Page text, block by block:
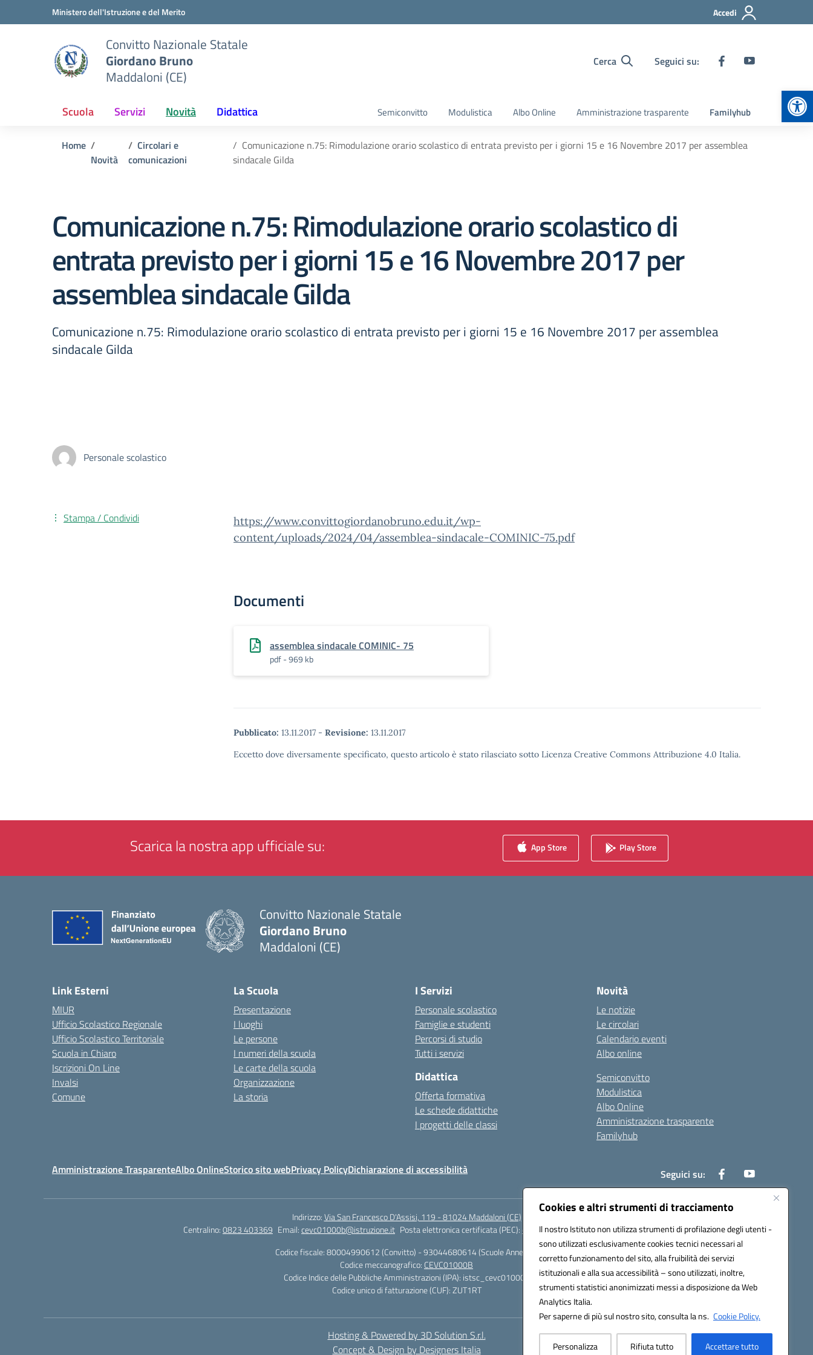
Cookies e altri strumenti di tracciamento
Il nostro Istituto non utilizza strumenti di profilazione degli utenti -
sono utilizzati esclusivamente cookies tecnici necessari al
corretto funzionamento del sito, alla fruibilità dei servizi
istituzionali e alla sua accessibilità – sono utilizzati, inoltre,
strumenti statistici anonimizzati messi a disposizione da Web
Analytics Italia.
Per saperne di più sul nostro sito, consulta la ns. Cookie Policy.
Personalizza Rifiuta tutto Accettare tutto
Vai ai contenuti
Vai al menu di navigazioneMinistero dell'Istruzione e del Merito Accedi
Convitto Nazionale Statale
Giordano Bruno
Maddaloni (CE)
Cerca Seguici su:
Scuola Servizi Novità Didattica Semiconvitto Modulistica Albo Online Amministrazione trasparente Familyhub
Home
Novità
Circolari e
comunicazioni
Comunicazione n.75: Rimodulazione orario scolastico di entrata previsto per i giorni 15 e 16 Novembre 2017 per assemblea
sindacale Gilda
Comunicazione n.75: Rimodulazione orario scolastico di
entrata previsto per i giorni 15 e 16 Novembre 2017 per
assemblea sindacale Gilda
Comunicazione n.75: Rimodulazione orario scolastico di entrata previsto per i giorni 15 e 16 Novembre 2017 per assemblea
sindacale Gilda
Personale scolastico
https://www.convittogiordanobruno.edu.it/wp-
content/uploads/2024/04/assemblea-sindacale-COMINIC-75.pdf
Documenti
assemblea sindacale COMINIC- 75
pdf - 969 kb
Pubblicato: 13.11.2017 - Revisione: 13.11.2017
Eccetto dove diversamente specificato, questo articolo è stato rilasciato sotto Licenza Creative Commons Attribuzione 4.0 Italia.
Stampa / Condividi
Scarica la nostra app ufficiale su: App Store Play Store
Convitto Nazionale Statale
Giordano Bruno
Maddaloni (CE)
Link Esterni
MIUR
Ufficio Scolastico Regionale
Ufficio Scolastico Territoriale
Scuola in Chiaro
Iscrizioni On Line
Invalsi
Comune
La Scuola
Presentazione
I luoghi
Le persone
I numeri della scuola
Le carte della scuola
Organizzazione
La storia
I Servizi
Personale scolastico
Famiglie e studenti
Percorsi di studio
Tutti i servizi
Didattica
Offerta formativa
Le schede didattiche
I progetti delle classi
Novità
Le notizie
Le circolari
Calendario eventi
Albo online
Semiconvitto
Modulistica
Albo Online
Amministrazione trasparente
Familyhub
Amministrazione TrasparenteAlbo OnlineStorico sito webPrivacy PolicyDichiarazione di accessibilità Seguici su:
Indirizzo:Via San Francesco D'Assisi, 119 - 81024 Maddaloni (CE)
Centralino:0823 403369 Email:cevc01000b@istruzione.it Posta elettronica certificata (PEC):cevc01000b@pec.istruzione.it
Codice fiscale: 80004990612 (Convitto) - 93044680614 (Scuole Annesse)
Codice meccanografico: CEVC01000B
Codice Indice delle Pubbliche Amministrazioni (IPA): istsc_cevc01000b
Codice unico di fatturazione (CUF): ZUT1RT
Hosting & Powered by 3D Solution S.r.l.
Concept & Design by Designers Italia